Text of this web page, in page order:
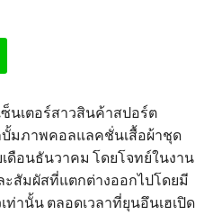
ซ็นเตอร์สาวสินค้าสปอร์ต
ลบั้มภาพคอลแลคชั่นเสื้อผ้าชุด
ดือนธันวาคม โดยโจทย์ในงาน
สัมผัสที่แตกต่างออกไปโดยมี
ท่านั้น ตลอดเวลาที่ยุนอึนเฮเปิด